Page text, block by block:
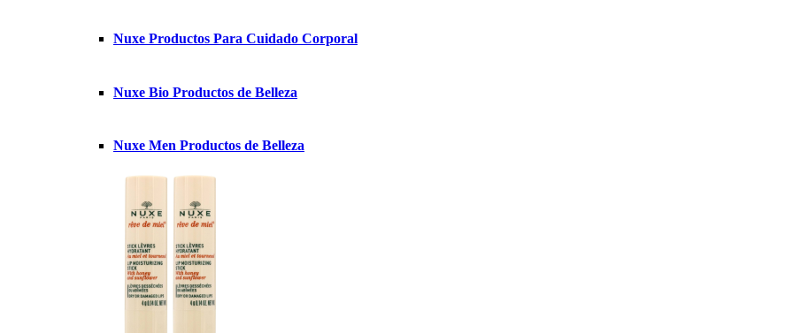
Nuxe Productos Para Cuidado Corporal
Nuxe Bio Productos de Belleza
Nuxe Men Productos de Belleza